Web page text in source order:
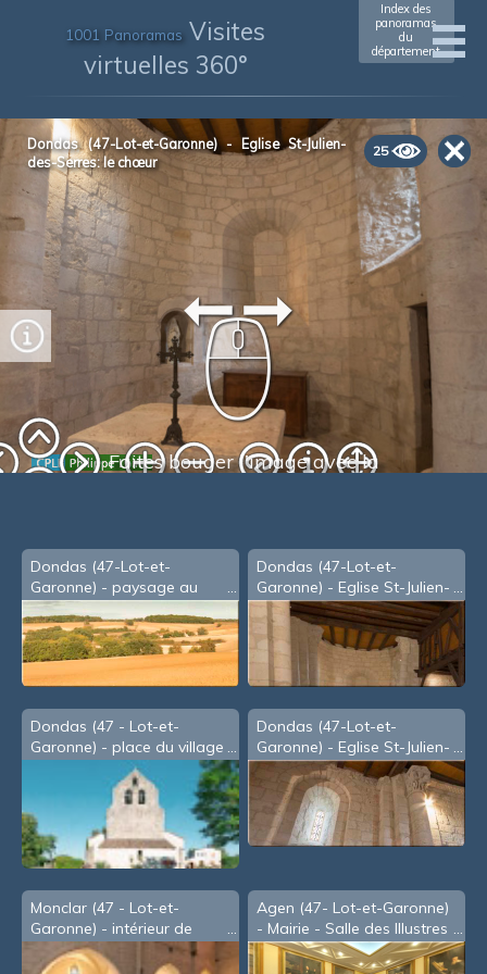
1001 Panoramas Visites
virtuelles 360°
Index des
panoramas
du
département
xxxxxxxxxxxx
25
Dondas (47-Lot-et-Garonne) - Eglise St-Julien-
des-Serres: le chœur
Faites bouger l'image avec la
Dondas (47-Lot-et-
Garonne) - paysage au
lieudit St-Julien
Dondas (47-Lot-et-
Garonne) - Eglise St-Julien-
des-Serres: l'entrée
Dondas (47 - Lot-et-
Garonne) - place du village
Dondas (47-Lot-et-
Garonne) - Eglise St-Julien-
des-Serres: le chœur
Monclar (47 - Lot-et-
Garonne) - intérieur de
l'église St Clair
Agen (47- Lot-et-Garonne)
- Mairie - Salle des Illustres
(version 2011)